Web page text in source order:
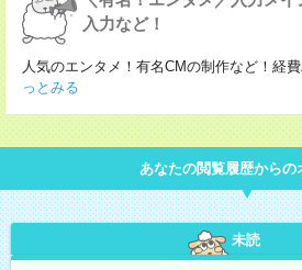
入力など！
人気のエンタメ！有名CMの制作など！経
っとみる
あなたの閲覧履歴からの
未読